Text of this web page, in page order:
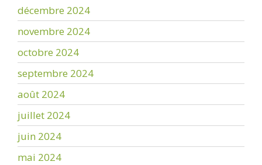
décembre 2024
novembre 2024
octobre 2024
septembre 2024
août 2024
juillet 2024
juin 2024
mai 2024